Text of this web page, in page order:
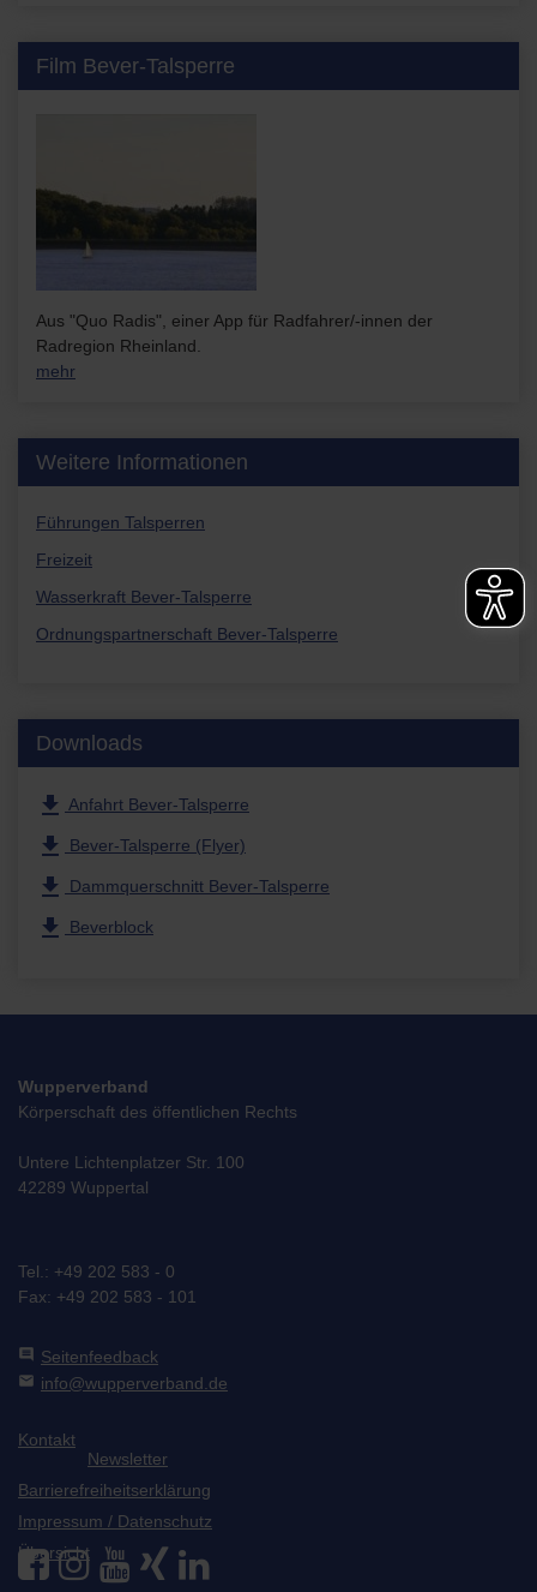
Film Bever-Talsperre
Aus "Quo Radis", einer App für Radfahrer/-innen der
Radregion Rheinland.
mehr
Weitere Informationen
Führungen Talsperren
Freizeit
Wasserkraft Bever-Talsperre
Ordnungspartnerschaft Bever-Talsperre
Downloads
file_download Anfahrt Bever-Talsperre
file_download Bever-Talsperre (Flyer)
file_download Dammquerschnitt Bever-Talsperre
file_download Beverblock
Wupperverband
Körperschaft des öffentlichen Rechts
Untere Lichtenplatzer Str. 100
42289 Wuppertal
Tel.: +49 202 583 - 0
Fax: +49 202 583 - 101
comment Seitenfeedback
mail info@wupperverband.de
Kontakt
Newsletter
Barrierefreiheitserklärung
Impressum / Datenschutz
Übersicht